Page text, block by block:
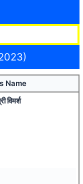
Name
विमर्श